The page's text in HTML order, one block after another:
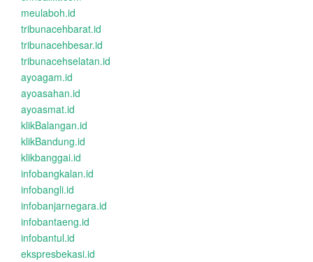
meulaboh.id
tribunacehbarat.id
tribunacehbesar.id
tribunacehselatan.id
ayoagam.id
ayoasahan.id
ayoasmat.id
klikBalangan.id
klikBandung.id
klikbanggai.id
infobangkalan.id
infobangli.id
infobanjarnegara.id
infobantaeng.id
infobantul.id
ekspresbekasi.id